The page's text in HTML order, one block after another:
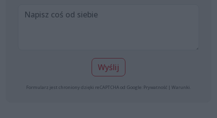
Wyślij
Formularz jest chroniony dzięki reCAPTCHA od Google: Prywatność | Warunki